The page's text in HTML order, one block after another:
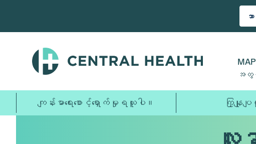
သို့
ပါ။
အ
ကျန်းမာရေးစောင့်ရှောက်မှုရယူပါ။ ကြှနျုပျ